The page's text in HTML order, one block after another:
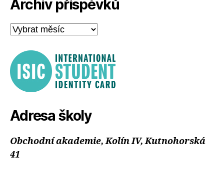
Archiv příspěvků
Archiv
příspěvků
Adresa školy
Obchodní akademie, Kolín IV, Kutnohorská
41